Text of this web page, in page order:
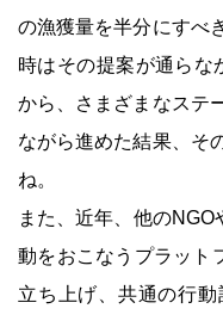
の漁獲量を半分にすべ
時はその提案が通らな
から、さまざまなステ
ながら進めた結果、そ
ね。
また、近年、他の
動をおこなうプラット
立ち上げ、共通の行